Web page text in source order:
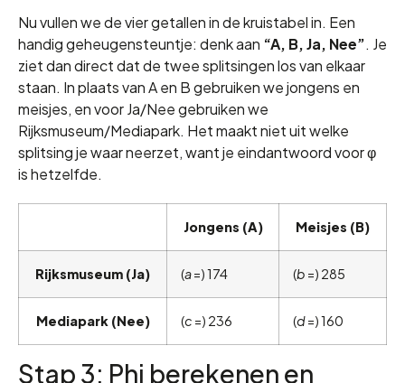
Nu vullen we de vier getallen in de kruistabel in. Een
handig geheugensteuntje: denk aan “A, B, Ja, Nee”. Je
ziet dan direct dat de twee splitsingen los van elkaar
staan. In plaats van A en B gebruiken we jongens en
meisjes, en voor Ja/Nee gebruiken we
Rijksmuseum/Mediapark. Het maakt niet uit welke
splitsing je waar neerzet, want je eindantwoord voor φ
is hetzelfde.
Jongens (A) Meisjes (B)
Rijksmuseum (Ja) (a=) 174 (b =) 285
Mediapark (Nee) (c =) 236 (d=) 160
Stap 3: Phi berekenen en